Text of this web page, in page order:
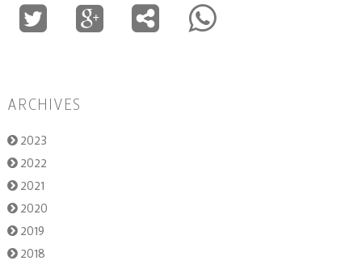
ARCHIVES
2023
2022
2021
2020
2019
2018